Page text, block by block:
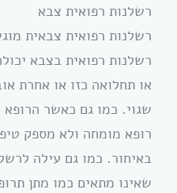
רשלנות רפואית צבא
רשלנות רפואית צבאית
רשלנות רפואית בצבא
או תחלואה כזו או אחרת
שגוי. כמו גם כאשר הרופא
רופא מומחה ולא מספק
באיחור. כמו גם עילה
שאינו מתאים כמו מתן